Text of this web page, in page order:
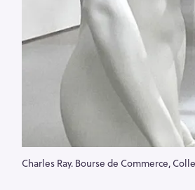
Charles Ray. Bourse de Commerce,